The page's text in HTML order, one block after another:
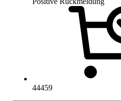
44459